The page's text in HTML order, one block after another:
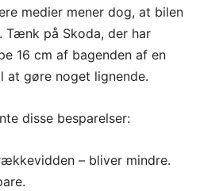
medier mener dog, at bilen
Tænk på Skoda, der har
16 cm af bagenden af en
at gøre noget lignende.
disse besparelser:
– bliver mindre.